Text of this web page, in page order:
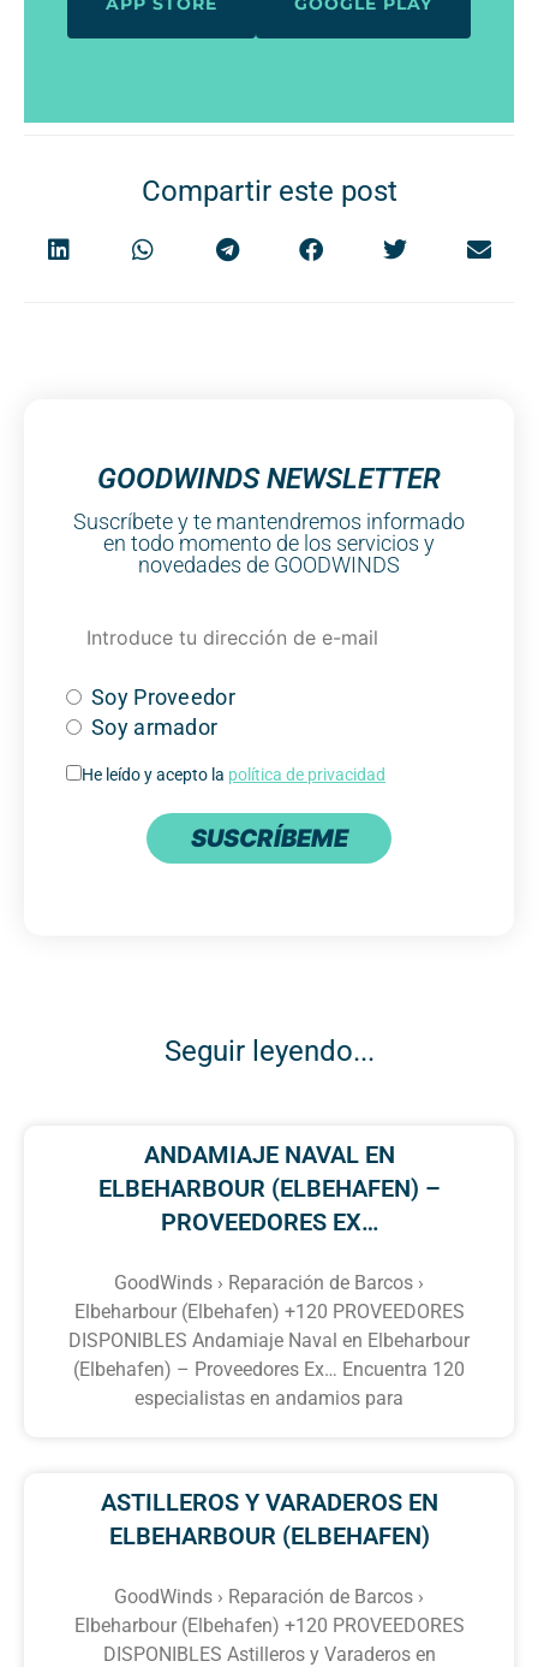
Compartir este post
GOODWINDS NEWSLETTER
Suscríbete y te mantendremos informado
en todo momento de los servicios y
novedades de GOODWINDS
Soy Proveedor
Soy armador
He leído y acepto la política de privacidad
SUSCRÍBEME
Seguir leyendo...
ANDAMIAJE NAVAL EN
ELBEHARBOUR (ELBEHAFEN) –
PROVEEDORES EX…
GoodWinds › Reparación de Barcos ›
Elbeharbour (Elbehafen) +120 PROVEEDORES
DISPONIBLES Andamiaje Naval en Elbeharbour
(Elbehafen) – Proveedores Ex… Encuentra 120
especialistas en andamios para
ASTILLEROS Y VARADEROS EN
ELBEHARBOUR (ELBEHAFEN)
GoodWinds › Reparación de Barcos ›
Elbeharbour (Elbehafen) +120 PROVEEDORES
DISPONIBLES Astilleros y Varaderos en